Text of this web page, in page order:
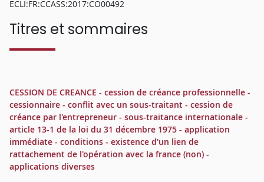
ECLI:FR:CCASS:2017:CO00492
Titres et sommaires
CESSION DE CREANCE - cession de créance professionnelle -
cessionnaire - conflit avec un sous-traitant - cession de
créance par l'entrepreneur - sous-traitance internationale -
article 13-1 de la loi du 31 décembre 1975 - application
immédiate - conditions - existence d'un lien de
rattachement de l'opération avec la france (non) -
applications diverses